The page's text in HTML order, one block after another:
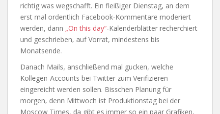
richtig was wegschafft. Ein fleißiger Dienstag, an dem
erst mal ordentlich Facebook-Kommentare moderiert
werden, dann „On this day“-Kalenderblätter recherchiert
und geschrieben, auf Vorrat, mindestens bis
Monatsende.
Danach Mails, anschließend mal gucken, welche
Kollegen-Accounts bei Twitter zum Verifizieren
eingereicht werden sollen. Bisschen Planung für
morgen, denn Mittwoch ist Produktionstag bei der
Moscow Times, da gibt es immer so ein paar Grafiken,